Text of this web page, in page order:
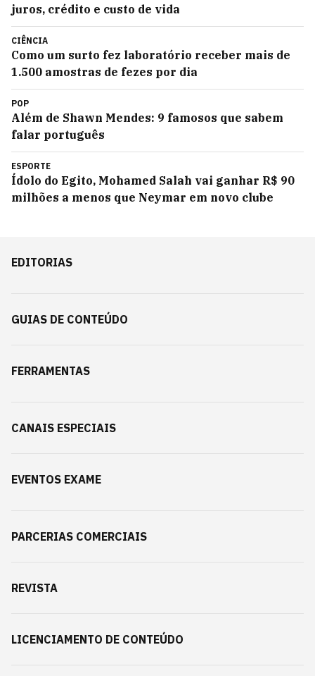
juros, crédito e custo de vida
CIÊNCIA
Como um surto fez laboratório receber mais de
1.500 amostras de fezes por dia
POP
Além de Shawn Mendes: 9 famosos que sabem
falar português
ESPORTE
Ídolo do Egito, Mohamed Salah vai ganhar R$ 90
milhões a menos que Neymar em novo clube
EDITORIAS
GUIAS DE CONTEÚDO
FERRAMENTAS
CANAIS ESPECIAIS
EVENTOS EXAME
PARCERIAS COMERCIAIS
REVISTA
LICENCIAMENTO DE CONTEÚDO